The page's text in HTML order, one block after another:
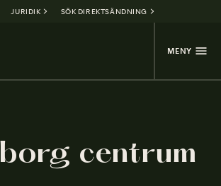
JURIDIK SÖK DIREKTSÄNDNING
MENY
centrum